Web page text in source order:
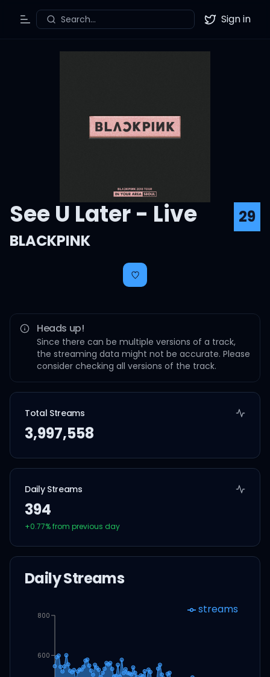
Toggle Menu
Search... Twitter
Sign in
See U Later - Live
29
BLACKPINK
Heads up!
Since there can be multiple versions of a track,
the streaming data might not be accurate. Please
consider checking all versions of the track.
Total Streams
3,997,558
Daily Streams
394
+0.77% from previous day
Daily Streams
600
800 streams